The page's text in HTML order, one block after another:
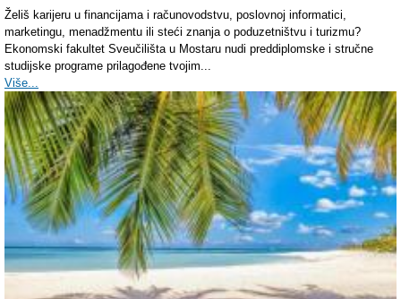
Želiš karijeru u financijama i računovodstvu, poslovnoj informatici,
marketingu, menadžmentu ili steći znanja o poduzetništvu i turizmu?
Ekonomski fakultet Sveučilišta u Mostaru nudi preddiplomske i stručne
studijske programe prilagođene tvojim...
Više...